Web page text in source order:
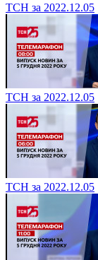
ТСН за 2022.12.05
ТСН за 2022.12.05
ТСН за 2022.12.05